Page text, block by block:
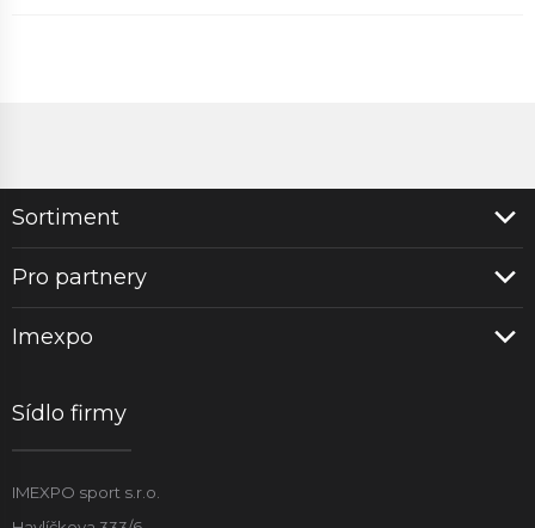
Sortiment
Pro partnery
Imexpo
Sídlo firmy
IMEXPO sport s.r.o.